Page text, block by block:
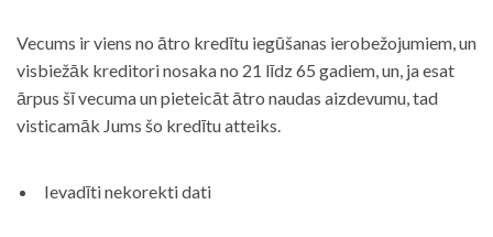
Vecums ir viens no ātro kredītu iegūšanas ierobežojumiem, un
visbiežāk kreditori nosaka no 21 līdz 65 gadiem, un, ja esat
ārpus šī vecuma un pieteicāt ātro naudas aizdevumu, tad
visticamāk Jums šo kredītu atteiks.
Ievadīti nekorekti dati